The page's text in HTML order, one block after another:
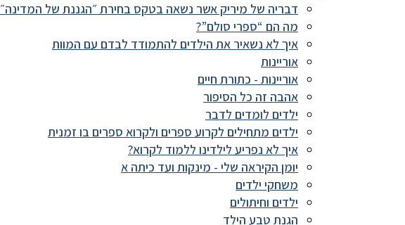
דבריה של מיריק אשר נשאה בטקס בחירת ״הגננת של המדינה״
מה הם “ספרי סולם”?
איך לא נשאיר את הילדים להתמודד לבדם עם המוות
אוריינות
אוריינות - כתורת חיים
אהבה זה כל הסיפור
ילדים לומדים לדבר
ילדים מתחילים לקרוע ספרים ולקרוא ספרים בו זמנית
איך לא נפריע לילדינו ללמוד לקרוא?
יומן הקיראה שלי - מינקות ועד כיתה א
משחקי ילדים
ילדים וחיתולים
הגנת טבע הילד